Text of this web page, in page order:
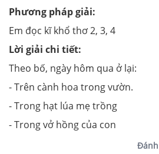
Phương pháp giải:
Em đọc kĩ khổ thơ 2, 3, 4
Lời giải chi tiết:
Theo bố, ngày hôm qua ở lại:
- Trên cành hoa trong vườn.
- Trong hạt lúa mẹ trồng
- Trong vở hồng của con